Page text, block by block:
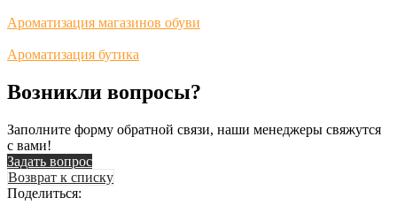
Ароматизация магазинов обуви
Ароматизация бутика
Возникли вопросы?
Заполните форму обратной связи, наши менеджеры свяжутся
с вами!
Задать вопрос
Возврат к списку
Поделиться: